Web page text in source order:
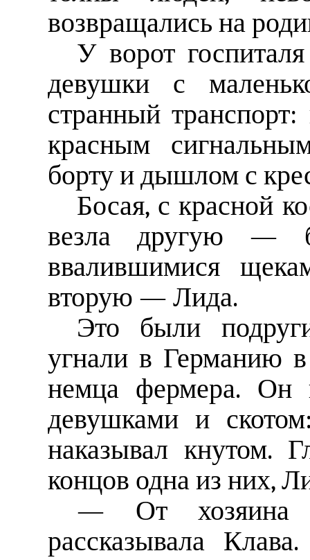
возвращались на
У ворот
девушки с
странный
красным
борту и дышлом с
Босая, с красной
везла другую —
ввалившимися
вторую — Лида.
Это были
угнали в Германию
немца фермера. Он
девушками и
наказывал кнутом.
концов одна из них,
— От хозяина
рассказывала